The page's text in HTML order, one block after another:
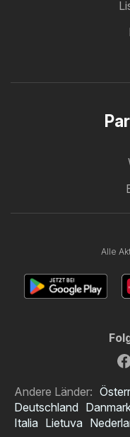
Alle
Andere Länder:
Deutschland
Italia Lietuva